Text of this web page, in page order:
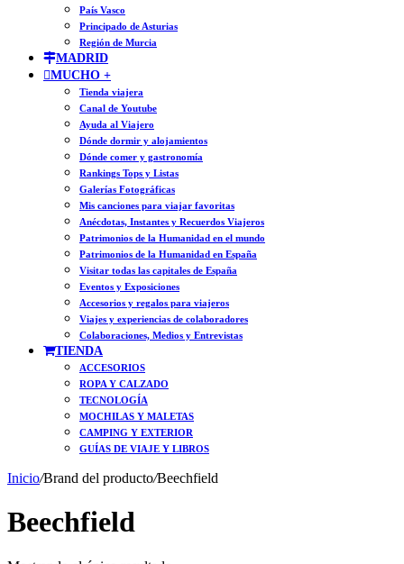
País Vasco
Principado de Asturias
Región de Murcia
MADRID
MUCHO +
Tienda viajera
Canal de Youtube
Ayuda al Viajero
Dónde dormir y alojamientos
Dónde comer y gastronomía
Rankings Tops y Listas
Galerías Fotográficas
Mis canciones para viajar favoritas
Anécdotas, Instantes y Recuerdos Viajeros
Patrimonios de la Humanidad en el mundo
Patrimonios de la Humanidad en España
Visitar todas las capitales de España
Eventos y Exposiciones
Accesorios y regalos para viajeros
Viajes y experiencias de colaboradores
Colaboraciones, Medios y Entrevistas
TIENDA
ACCESORIOS
ROPA Y CALZADO
TECNOLOGÍA
MOCHILAS Y MALETAS
CAMPING Y EXTERIOR
GUÍAS DE VIAJE Y LIBROS
Inicio/Brand del producto/Beechfield
Beechfield